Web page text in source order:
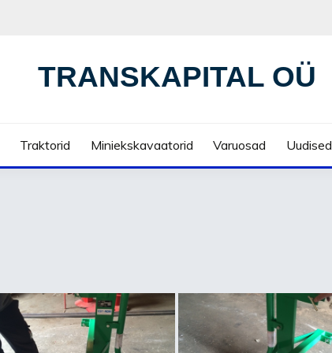
TRANSKAPITAL OÜ
Traktorid Miniekskavaatorid Varuosad Uudised